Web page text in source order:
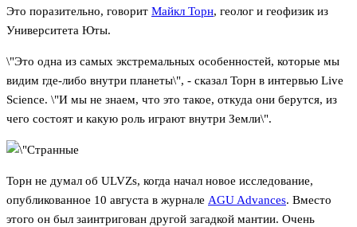
Это поразительно, говорит Майкл Торн, геолог и геофизик из
Университета Юты.
\"Это одна из самых экстремальных особенностей, которые мы
видим где-либо внутри планеты\", - сказал Торн в интервью Live
Science. \"И мы не знаем, что это такое, откуда они берутся, из
чего состоят и какую роль играют внутри Земли\".
Торн не думал об ULVZs, когда начал новое исследование,
опубликованное 10 августа в журнале AGU Advances. Вместо
этого он был заинтригован другой загадкой мантии. Очень